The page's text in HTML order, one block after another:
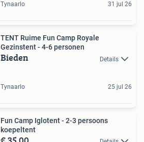
Tynaarlo 31 jul 26
TENT Ruime Fun Camp Royale
Gezinstent - 4-6 personen
Bieden Details
Tynaarlo 25 jul 26
Fun Camp Iglotent - 2-3 persoons
koepeltent